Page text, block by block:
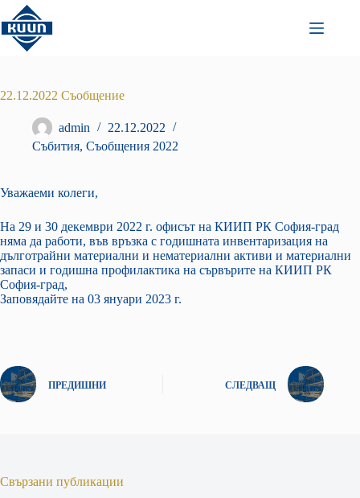
Преминаване
към
съдържанието
22.12.2022 Съобщение
admin
22.12.2022
Събития, Съобщения 2022
Уважаеми колеги,
На 29 и 30 декември 2022 г. офисът на КИИП РК София-град
няма да работи, във връзка с годишната инвентаризация на
дълготрайни материални и нематериални активи и материални
запаси и годишна профилактика на сървърите на КИИП РК
София-град,
Заповядайте на 03 януари 2023 г.
ПРЕДИШНИ СЛЕДВАЩ
Свързани публикации